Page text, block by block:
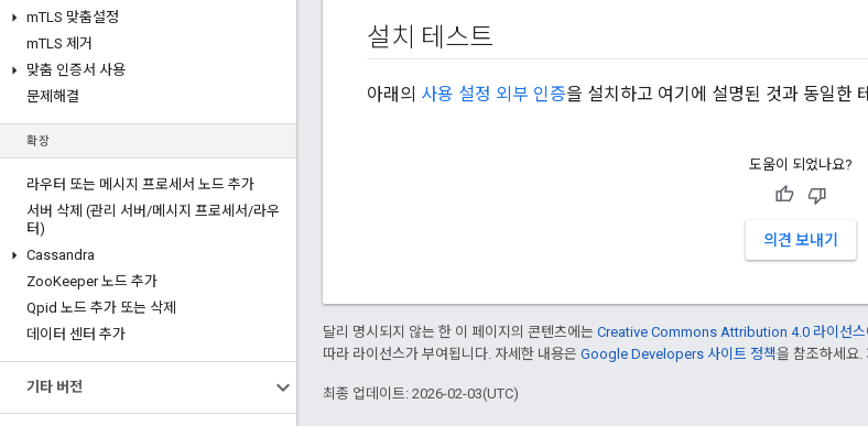
mTLS 맞춤설정
mTLS 제거
맞춤 인증서 사용
문제해결
확장
라우터 또는 메시지 프로세서 노드 추가
서버 삭제 (관리 서버 /메시지 프로세서/라우
터)
Cassandra
ZooKeeper 노드 추가
Qpid 노드 추가 또는 삭제
데이터 센터 추가
기타 버전
설치 테스트
아래의 사용 설정 외부 인증을 설치하고 여기에 설명된 것과 동일한
도움이 되었나요?
의견 보내기
달리 명시되지 않는 한 이 페이지의 콘텐츠에는 Creative Commons Attribution 4.0 라이선스
따라 라이선스가 부여됩니다. 자세한 내용은 Google Developers 사이트 정책을 참조하세요.
최종 업데이트: 2026-02-03(UTC)